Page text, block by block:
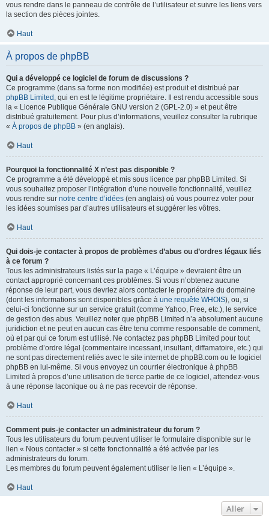
vous rendre dans le panneau de contrôle de l’utilisateur et suivre les liens vers
la section des pièces jointes.
Haut
À propos de phpBB
Qui a développé ce logiciel de forum de discussions ?
Ce programme (dans sa forme non modifiée) est produit et distribué par
phpBB Limited , qui en est le légitime propriétaire. Il est rendu accessible sous
la « Licence Publique Générale GNU version 2 (GPL-2.0) » et peut être
distribué gratuitement. Pour plus d’informations, veuillez consulter la rubrique
« À propos de phpBB » (en anglais).
Haut
Pourquoi la fonctionnalité X n’est pas disponible ?
Ce programme a été développé et mis sous licence par phpBB Limited. Si
vous souhaitez proposer l’intégration d’une nouvelle fonctionnalité, veuillez
vous rendre sur notre centre d’idées (en anglais) où vous pourrez voter pour
les idées soumises par d’autres utilisateurs et suggérer les vôtres.
Haut
Qui dois-je contacter à propos de problèmes d’abus ou d’ordres légaux liés
à ce forum ?
Tous les administrateurs listés sur la page « L’équipe » devraient être un
contact approprié concernant ces problèmes. Si vous n’obtenez aucune
réponse de leur part, vous devriez alors contacter le propriétaire du domaine
(dont les informations sont disponibles grâce à une requête WHOIS), ou, si
celui-ci fonctionne sur un service gratuit (comme Yahoo, Free, etc.), le service
de gestion des abus. Veuillez noter que phpBB Limited n’a absolument aucune
juridiction et ne peut en aucun cas être tenu comme responsable de comment,
où et par qui ce forum est utilisé. Ne contactez pas phpBB Limited pour tout
problème d’ordre légal (commentaire incessant, insultant, diffamatoire, etc.) qui
ne sont pas directement reliés avec le site internet de phpBB.com ou le logiciel
phpBB en lui-même. Si vous envoyez un courrier électronique à phpBB
Limited à propos d’une utilisation de tierce partie de ce logiciel, attendez-vous
à une réponse laconique ou à ne pas recevoir de réponse.
Haut
Comment puis-je contacter un administrateur du forum ?
Tous les utilisateurs du forum peuvent utiliser le formulaire disponible sur le
lien « Nous contacter » si cette fonctionnalité a été activée par les
administrateurs du forum.
Les membres du forum peuvent également utiliser le lien « L’équipe ».
Haut
Aller